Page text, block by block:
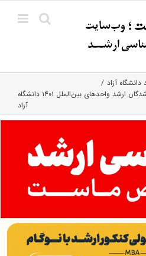
دانشگاه آزاد
اعلام جزئیات ثبت نام پذیرفته شدگان ارشد واحدهای بین‌الملل ۱۴۰۱ دانشگاه
آزاد